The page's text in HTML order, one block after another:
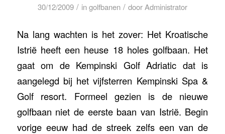
30/12/2009 / ingolfbanen / door Administrator
Na lang wachten is het zover: Het Kroatische
Istrië heeft een heuse 18 holes golfbaan. Het
gaat om de Kempinski Golf Adriatic dat is
aangelegd bij het vijfsterren Kempinski Spa &
Golf resort. Formeel gezien is de nieuwe
golfbaan niet de eerste baan van Istrië. Begin
vorige eeuw had de streek zelfs een van de